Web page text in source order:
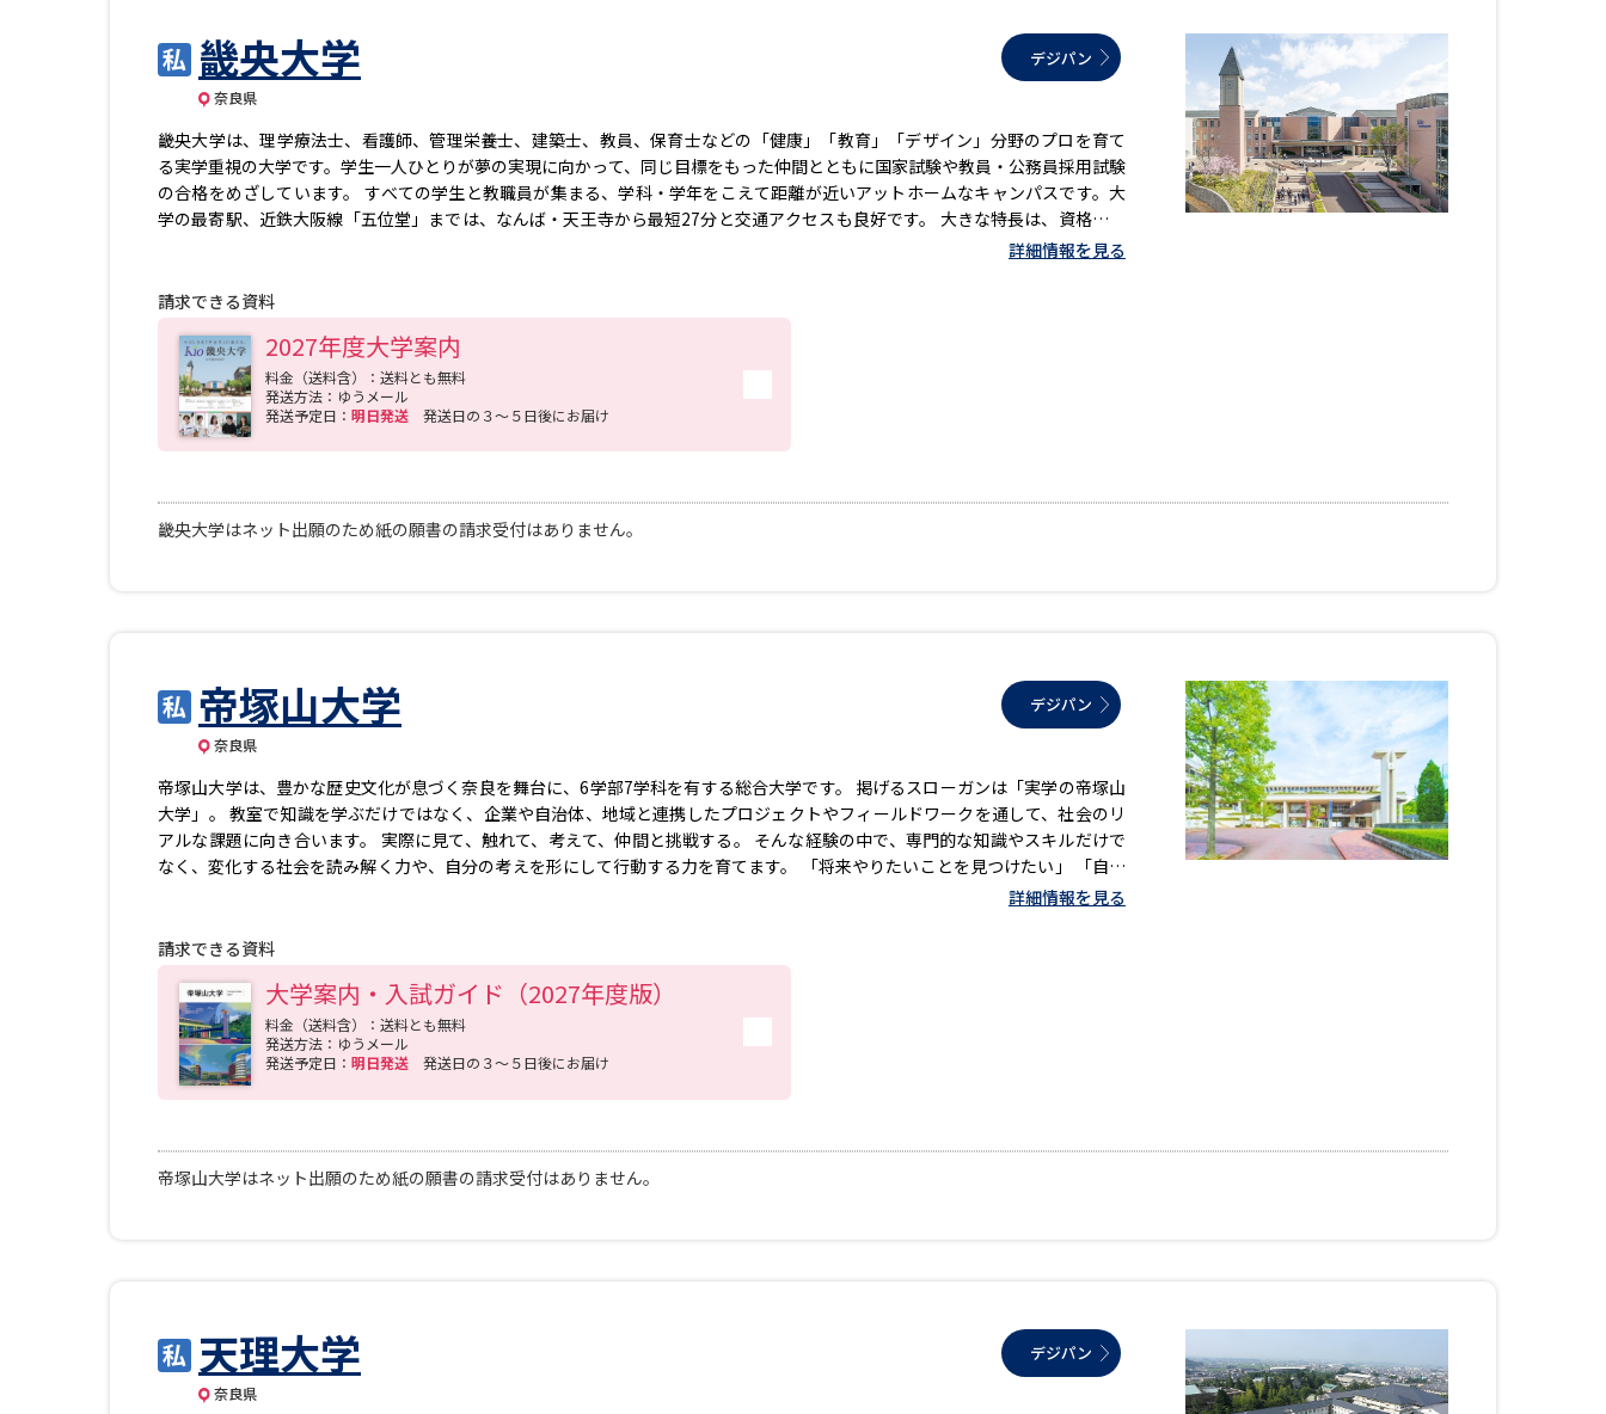
大学検索
大学で学べる内容や特徴を調べる
国際・グローバルに強い大学特集
進路の３択
SELFBRAND特集ページ
受験準備 資料検索
志望校・出願校を調べる
併願校選び 受験スケジュールを立てよう
先輩が入学を決めた理由
テレメール全国一斉進学調査
新生活お役立ちガイド
受付内容・発送状況の確認
テレメール進学カタログ訂正のご案内
畿央大学
奈良県
デジパン
畿央大学は、理学療法士、看護師、管理栄養士、建築士、教員、保育士などの「健康」「教育」「デザイン」分野のプロを育て
る実学重視の大学です。学生一人ひとりが夢の実現に向かって、同じ目標をもった仲間とともに国家試験や教員・公務員採用試験
の合格をめざしています。 すべての学生と教職員が集まる、学科・学年をこえて距離が近いアットホームなキャンパスです。大
学の最寄駅、近鉄大阪線「五位堂」までは、なんば・天王寺から最短27分と交通アクセスも良好です。 大きな特長は、資格をこ
えた実学教育。入学後早期から医療現場を見学する「チーム医療ふれあい実習」、地域の高齢者に運動・健康相談を行う「ＫＩ
シップ」など、実際の現場で実践力をみがく独自の教育プログラムが充実しています。就職率ランキングの常連校で、開学以来の
就職決定率は20年間平均で99.3％※。少人数での実学教育と、教員と専門スタッフによる「ダブル担任制」が関西トップクラス
の合格率と就職実績を実現しています。 ※就職者7,976名÷就職希望者8,031名
詳細情報を見る
請求できる資料
2027年度大学案内
料金（送料含）：送料とも無料
発送方法：ゆうメール
発送予定日： 明日発送 発送日の３～５日後にお届け
畿央大学はネット出願のため紙の願書の請求受付はありません。
帝塚山大学
奈良県
デジパン
帝塚山大学は、豊かな歴史文化が息づく奈良を舞台に、6学部7学科を有する総合大学です。 掲げるスローガンは「実学の帝塚山
大学」。 教室で知識を学ぶだけではなく、企業や自治体、地域と連携したプロジェクトやフィールドワークを通して、社会のリ
アルな課題に向き合います。 実際に見て、触れて、考えて、仲間と挑戦する。 そんな経験の中で、専門的な知識やスキルだけで
なく、変化する社会を読み解く力や、自分の考えを形にして行動する力を育てます。 「将来やりたいことを見つけたい」 「自分
詳細情報を見る
請求できる資料
大学案内・入試ガイド（2027年度版）
料金（送料含）：送料とも無料
発送方法：ゆうメール
発送予定日： 明日発送 発送日の３～５日後にお届け
帝塚山大学はネット出願のため紙の願書の請求受付はありません。
天理大学
奈良県
デジパン